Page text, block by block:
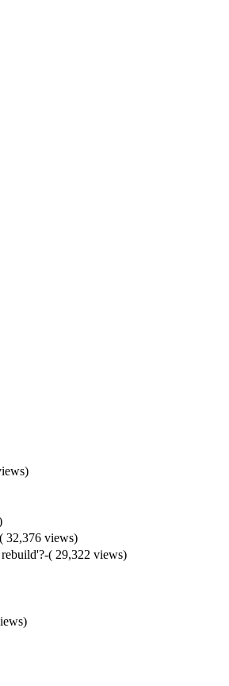
32,376 views)
-( 29,322 views)